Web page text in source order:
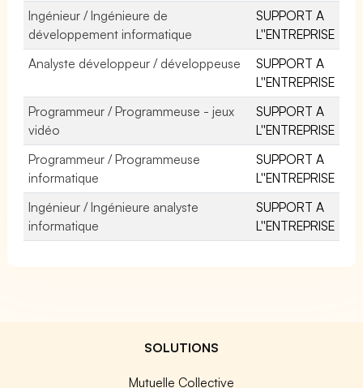
Ingénieur / Ingénieure de
développement informatique
SUPPORT A
L''ENTREPRISE
Analyste développeur / développeuse
SUPPORT A
L''ENTREPRISE
Programmeur / Programmeuse - jeux
vidéo
SUPPORT A
L''ENTREPRISE
Programmeur / Programmeuse
informatique
SUPPORT A
L''ENTREPRISE
Ingénieur / Ingénieure analyste
informatique
SUPPORT A
L''ENTREPRISE
SOLUTIONS
Mutuelle Collective